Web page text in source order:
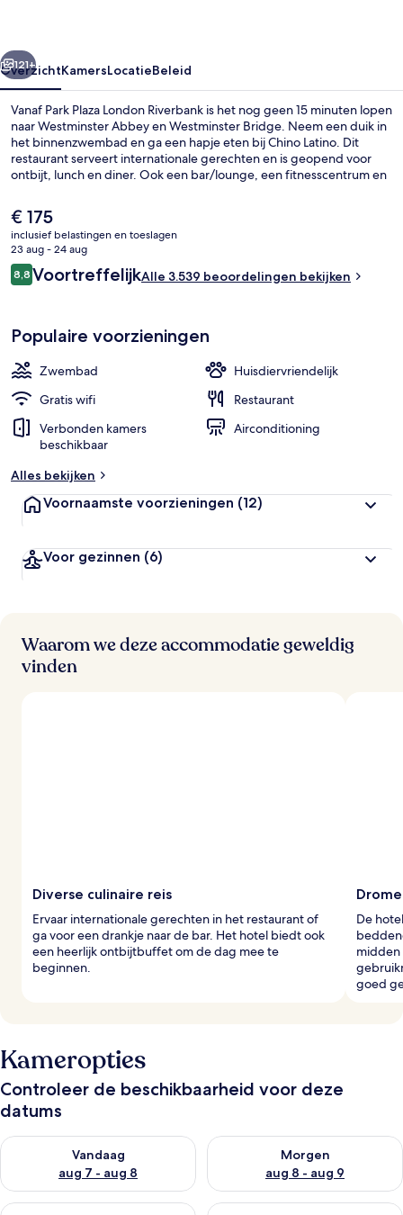
Volgende
121+
OverzichtKamersLocatieBeleid
Vanaf Park Plaza London Riverbank is het nog geen 15 minuten lopen
naar Westminster Abbey en Westminster Bridge. Neem een duik in
het binnenzwembad en ga een hapje eten bij Chino Latino. Dit
restaurant serveert internationale gerechten en is geopend voor
ontbijt, lunch en diner. Ook een bar/lounge, een fitnesscentrum en
reizigers raden de accommodatie aan vanwege het zwembad en
het behulpzame personeel. Het openbaar vervoer vind je vlakbij:
het is maar 14 lopen naar Lambeth North Underground Station.
De
huidige
prijs
is
€ 175
€ 175
inclusief belastingen en toeslagen
23 aug - 24 aug
Beoordelingen
8,88,8 op 10 –
VoortreffelijkAlle 3.539 beoordelingen bekijken
Populaire voorzieningen
Zwembad
Huisdiervriendelijk
Gratis wifi
Restaurant
Verbonden kamers
beschikbaar
Airconditioning
Alles bekijken
Voornaamste voorzieningen (12)
Voor gezinnen (6)
Waarom we deze accommodatie geweldig
vinden
Diverse culinaire reis
Ervaar internationale gerechten in het restaurant of
ga voor een drankje naar de bar. Het hotel biedt ook
een heerlijk ontbijtbuffet om de dag mee te
beginnen.
De
midden
goed
Kameropties
Controleer de beschikbaarheid voor deze
datums
Vandaag
aug 7 - aug 8
De beschikbaarheid controleren voor vanavond aug 7 - aug 8
Morgen
aug 8 - aug 9
De beschikbaarheid
De beschikbaarheid controleren voor dit weekend aug 7 -
De beschikbaarheid